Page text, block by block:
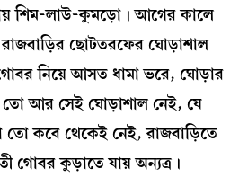
শিম-লাউ-কুমড়ো। আগের কালে
রাজবাড়ির ছোটতরফের ঘোড়াশাল
নিয়ে আসত ধামা ভরে, ঘোড়ার
আর সেই ঘোড়াশাল নেই, যে
তো কবে থেকেই নেই, রাজবাড়িতে
গোবর কুড়াতে যায় অন্যত্র।